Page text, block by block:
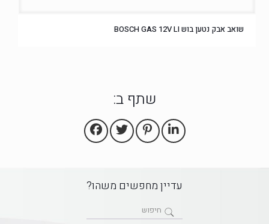
שואב אבק נטען בוש BOSCH GAS 12V LI
שתף ב:
עדיין מחפשים משהו?